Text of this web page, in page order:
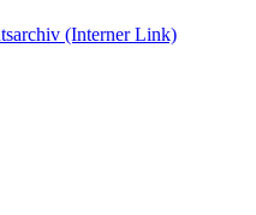
(Interner Link)